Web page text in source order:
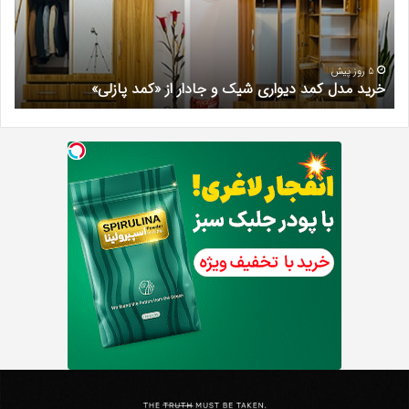
جادار
از
«کمد
پازلی»
5 روز پیش
خرید مدل کمد دیواری شیک و جادار از «کمد پازلی»